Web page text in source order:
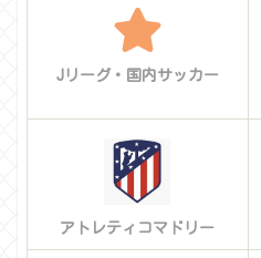
Jリーグ・国内サッカー
アトレティコマドリー